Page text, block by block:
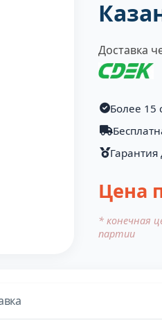
Доставка
Более 15
Гарантия
Цена
* конечная
партии